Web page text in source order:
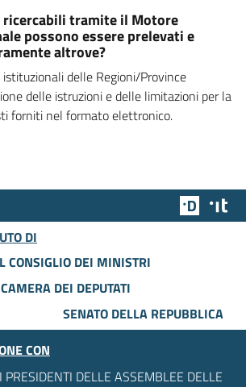
tramite il Motore
possono essere prelevati e
altrove?
delle Regioni/Province
delle istruzioni e delle limitazioni per la
forniti nel formato elettronico.
Team
DI
CONSIGLIO DEI MINISTRI
CAMERA DEI DEPUTATI
SENATO DELLA REPUBBLICA
CON
PRESIDENTI DELLE ASSEMBLEE DELLE